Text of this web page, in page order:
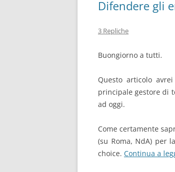
Difendere gli
3 Repliche
Buongiorno a tutti.
Questo articolo
principale gestore di
ad oggi.
Come certamente
(su Roma, NdA) per
choice. Continua a